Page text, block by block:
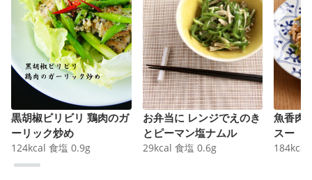
黒胡椒ビリビリ 鶏肉のガ
ーリック炒め
124kcal 食塩 0.9g
お弁当に レンジでえのき
とピーマン塩ナムル
29kcal 食塩 0.6g
魚香肉
スー
184kcal